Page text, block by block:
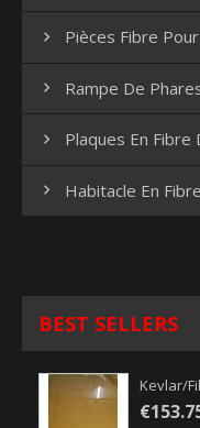
 Pièces Fibre
 Rampe De
 Plaques En Fibre
 Habitacle En Fibre
BEST SELLERS
Kevlar/